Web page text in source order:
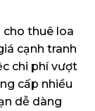
thuê loa
cạnh tranh
chi phí vượt
cấp nhiều
dễ dàng